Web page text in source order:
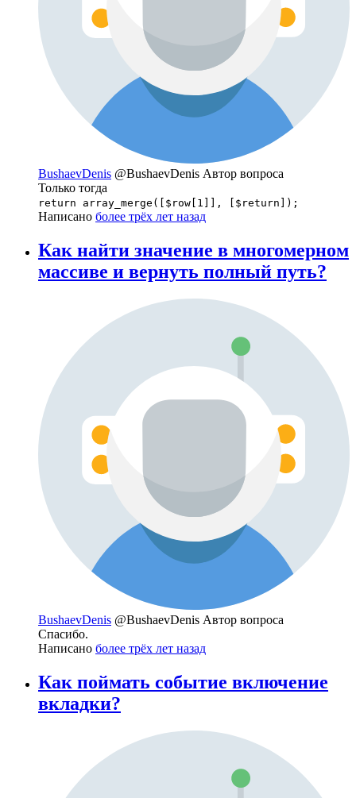
BushaevDenis @BushaevDenis Автор вопроса
Только тогда
return array_merge([$row[1]], [$return]);
Написано более трёх лет назад
Как найти значение в многомерном
массиве и вернуть полный путь?
BushaevDenis @BushaevDenis Автор вопроса
Спасибо.
Написано более трёх лет назад
Как поймать событие включение
вкладки?